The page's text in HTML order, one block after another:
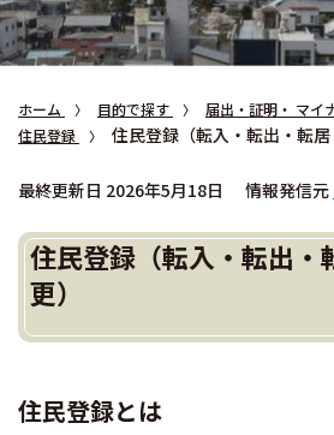
ホーム 目的で探す
届出・証明・ マイ
住民登録
住民登録（転入・転出・転居
最終更新日 2026年5月18日 情報発信元
住民登録（転入・転出・
更）
住民登録とは